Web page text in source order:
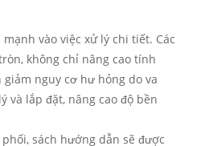
vào việc xử lý chi tiết. Các
không chỉ nâng cao tính
nguy cơ hư hỏng do va
và lắp đặt, nâng cao độ bền
sách hướng dẫn sẽ được